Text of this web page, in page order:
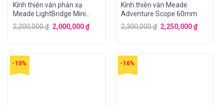
Kính thiên văn phản xạ
Meade LightBridge Mini
82mm
2,200,000₫ 2,000,000₫
Kính thiên văn Meade
Adventure Scope 60mm
2,300,000₫ 2,250,000₫
-10% -16%